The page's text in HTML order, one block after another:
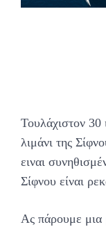
Τουλάχιστον 30
λιμάνι της
ειναι
Σίφνου είναι
Aς πάρουμε μια